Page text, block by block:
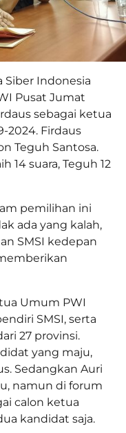
Siber Indonesia
Pusat Jumat
sebagai ketua
2024. Firdaus
Teguh Santosa.
14 suara, Teguh 12
pemilihan ini
ada yang kalah,
SMSI kedepan
Umum PWI
SMSI, serta
27 provinsi.
yang maju,
Sedangkan Auri
namun di forum
calon ketua
kandidat saja.